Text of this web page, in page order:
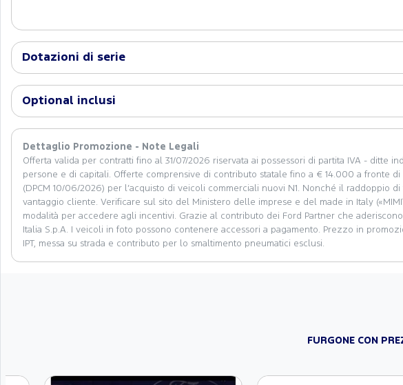
Dotazioni di serie
Optional inclusi
Dettaglio Promozione - Note Legali
Offerta valida per contratti fino al 31/07/2026 riservata ai possessori di partita IVA - ditte
persone e di capitali. Offerte comprensive di contributo statale fino a € 14.000 a fronte
(DPCM 10/06/2026) per l’acquisto di veicoli commerciali nuovi N1. Nonché il raddoppio
vantaggio cliente. Verificare sul sito del Ministero delle imprese e del made in Italy
modalità per accedere agli incentivi. Grazie al contributo dei Ford Partner che
Italia S.p.A. I veicoli in foto possono contenere accessori a pagamento. Prezzo in
IPT, messa su strada e contributo per lo smaltimento pneumatici esclusi.
FURGONE CON